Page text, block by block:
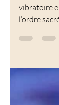
Tarot
La musica
l’ordre